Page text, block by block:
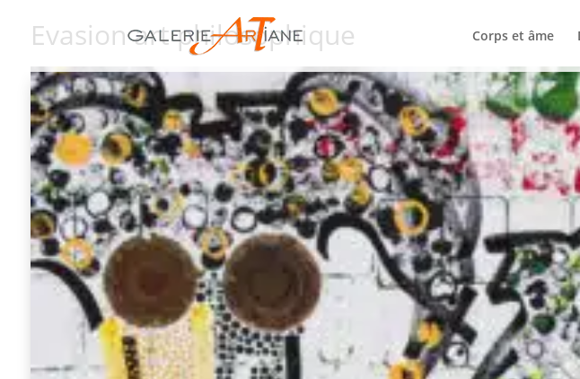
Corps et âme
Evasion art philosophique